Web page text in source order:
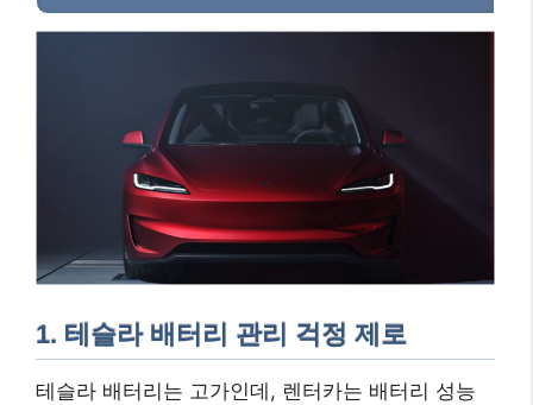
1. 테슬라 배터리 관리 걱정 제로
테슬라 배터리는 고가인데, 렌터카는 배터리 성능